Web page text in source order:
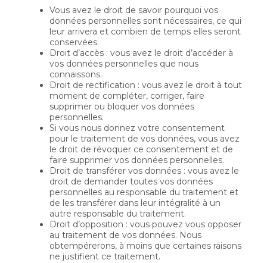
Vous avez le droit de savoir pourquoi vos
données personnelles sont nécessaires, ce qui
leur arrivera et combien de temps elles seront
conservées.
Droit d’accès : vous avez le droit d’accéder à
vos données personnelles que nous
connaissons.
Droit de rectification : vous avez le droit à tout
moment de compléter, corriger, faire
supprimer ou bloquer vos données
personnelles.
Si vous nous donnez votre consentement
pour le traitement de vos données, vous avez
le droit de révoquer ce consentement et de
faire supprimer vos données personnelles.
Droit de transférer vos données : vous avez le
droit de demander toutes vos données
personnelles au responsable du traitement et
de les transférer dans leur intégralité à un
autre responsable du traitement.
Droit d’opposition : vous pouvez vous opposer
au traitement de vos données. Nous
obtempérerons, à moins que certaines raisons
ne justifient ce traitement.